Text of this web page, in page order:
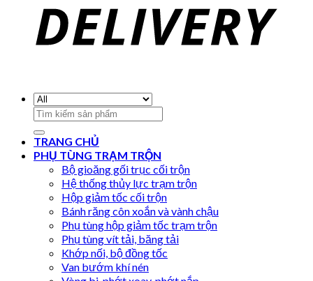
Search
for:
TRANG CHỦ
PHỤ TÙNG TRẠM TRỘN
Bộ gioăng gối trục cối trộn
Hệ thống thủy lực trạm trộn
Hộp giảm tốc cối trộn
Bánh răng côn xoắn và vành chậu
Phụ tùng hộp giảm tốc trạm trộn
Phụ tùng vít tải, băng tải
Khớp nối, bộ đồng tốc
Van bướm khí nén